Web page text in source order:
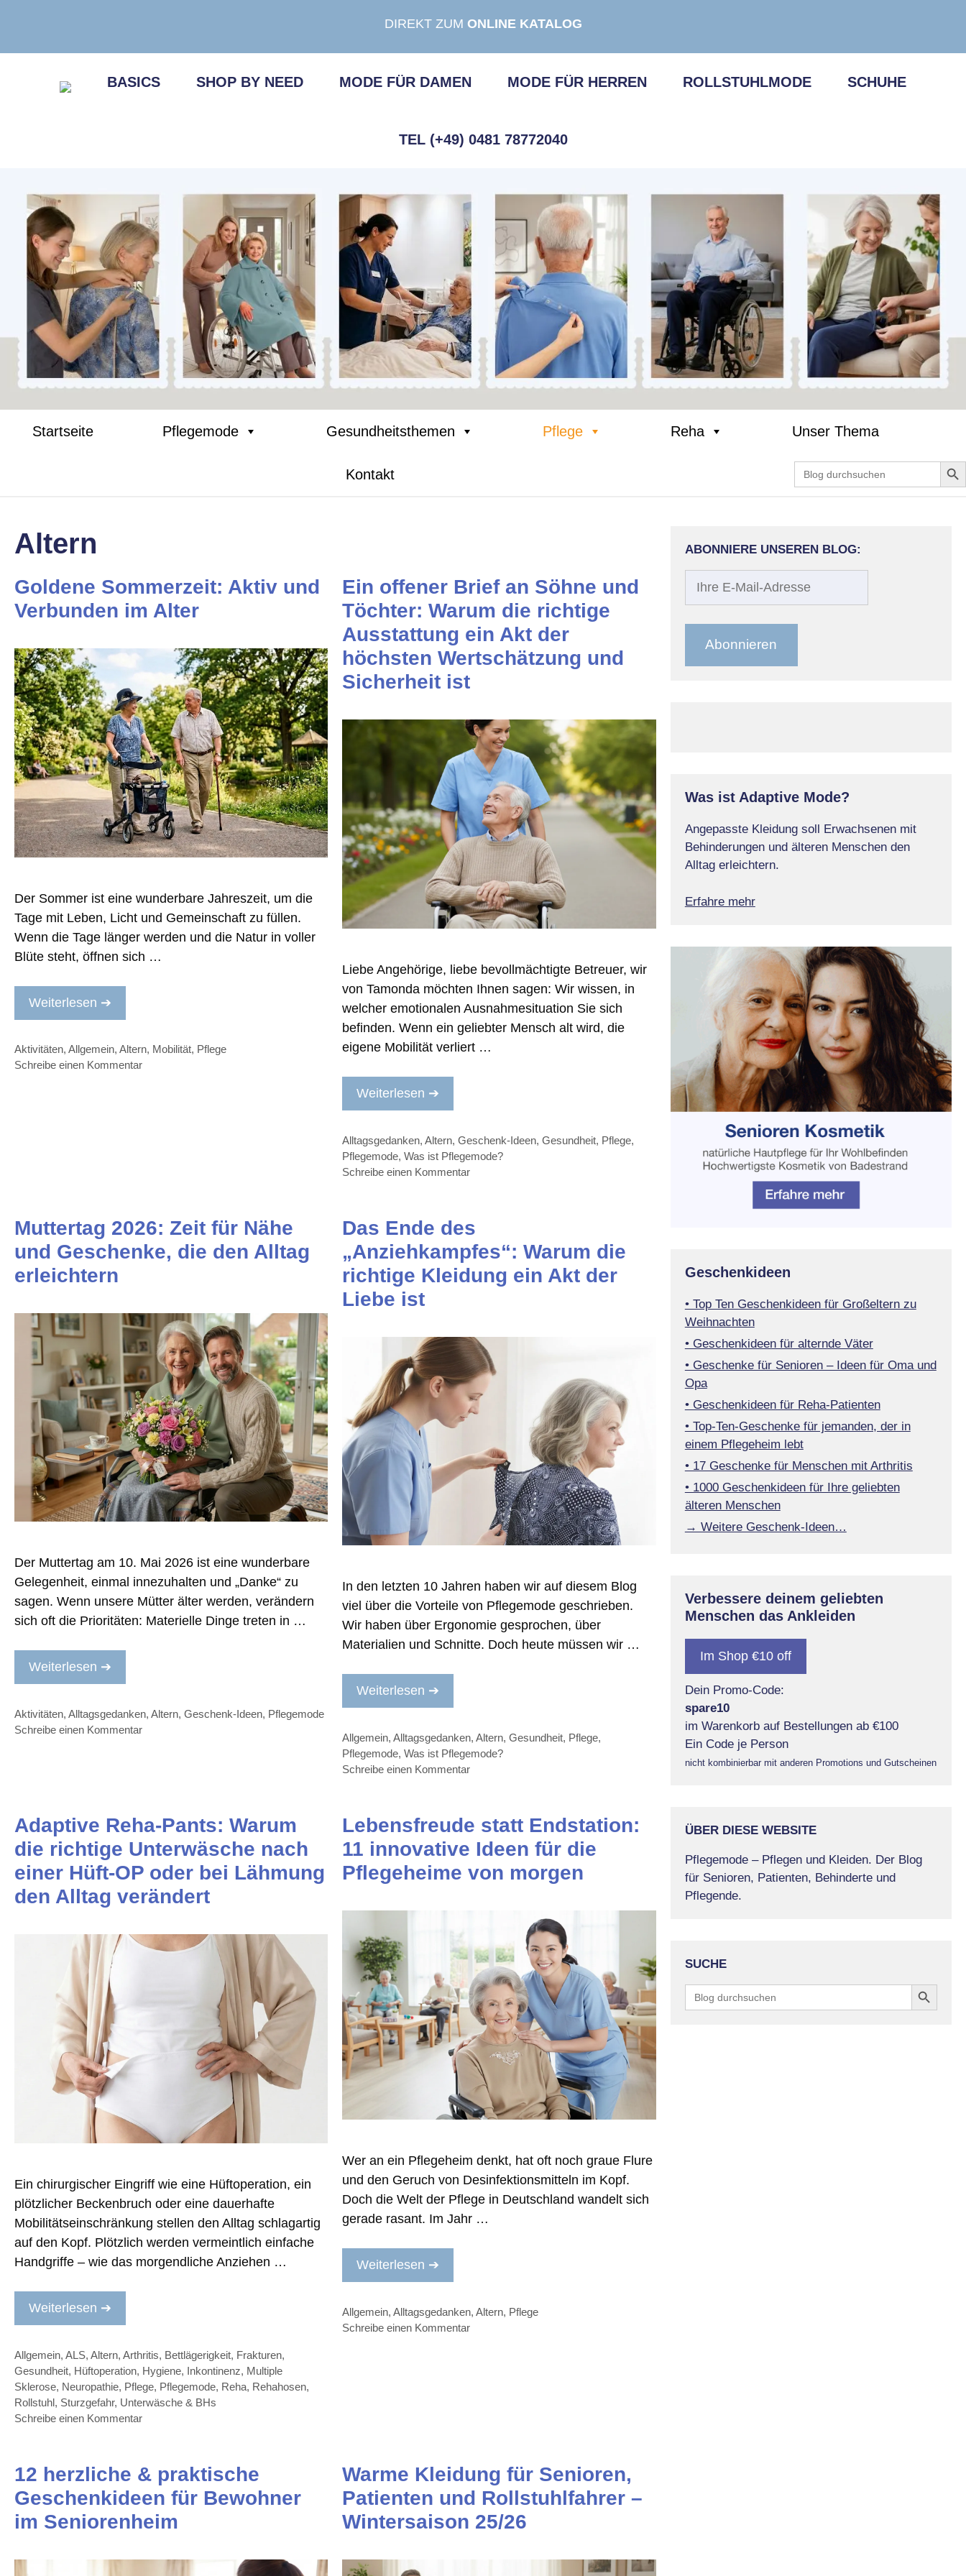
DIREKT ZUM ONLINE KATALOG
BASICS SHOP BY NEED MODE FÜR DAMEN MODE FÜR HERREN ROLLSTUHLMODE SCHUHE
TEL (+49) 0481 78772040
Startseite Pflegemode Gesundheitsthemen Pflege Reha Unser Thema
Kontakt
Search
for:
Search
Altern
Goldene Sommerzeit: Aktiv und
Verbunden im Alter
Der Sommer ist eine wunderbare Jahreszeit, um die
Tage mit Leben, Licht und Gemeinschaft zu füllen.
Wenn die Tage länger werden und die Natur in voller
Blüte steht, öffnen sich …
Weiterlesen ➔
Kategorien
Aktivitäten, Allgemein, Altern, Mobilität, Pflege
Schreibe einen Kommentar
Ein offener Brief an Söhne und
Töchter: Warum die richtige
Ausstattung ein Akt der
höchsten Wertschätzung und
Sicherheit ist
Liebe Angehörige, liebe bevollmächtigte Betreuer, wir
von Tamonda möchten Ihnen sagen: Wir wissen, in
welcher emotionalen Ausnahmesituation Sie sich
befinden. Wenn ein geliebter Mensch alt wird, die
eigene Mobilität verliert …
Weiterlesen ➔
Kategorien
Alltagsgedanken,Altern,Geschenk-Ideen,Gesundheit, Pflege,
Pflegemode,Was ist Pflegemode?
Schreibe einen Kommentar
Muttertag 2026: Zeit für Nähe
und Geschenke, die den Alltag
erleichtern
Der Muttertag am 10. Mai 2026 ist eine wunderbare
Gelegenheit, einmal innezuhalten und „Danke“ zu
sagen. Wenn unsere Mütter älter werden, verändern
sich oft die Prioritäten: Materielle Dinge treten in …
Weiterlesen ➔
Kategorien
Aktivitäten, Alltagsgedanken, Altern, Geschenk-Ideen, Pflegemode
Schreibe einen Kommentar
Das Ende des
„Anziehkampfes“: Warum die
richtige Kleidung ein Akt der
Liebe ist
In den letzten 10 Jahren haben wir auf diesem Blog
viel über die Vorteile von Pflegemode geschrieben.
Wir haben über Ergonomie gesprochen, über
Materialien und Schnitte. Doch heute müssen wir …
Weiterlesen ➔
Kategorien
Allgemein,Alltagsgedanken,Altern,Gesundheit, Pflege,
Pflegemode,Was ist Pflegemode?
Schreibe einen Kommentar
Adaptive Reha-Pants: Warum
die richtige Unterwäsche nach
einer Hüft-OP oder bei Lähmung
den Alltag verändert
Ein chirurgischer Eingriff wie eine Hüftoperation, ein
plötzlicher Beckenbruch oder eine dauerhafte
Mobilitätseinschränkung stellen den Alltag schlagartig
auf den Kopf. Plötzlich werden vermeintlich einfache
Handgriffe – wie das morgendliche Anziehen …
Weiterlesen ➔
Kategorien
Allgemein, ALS, Altern, Arthritis, Bettlägerigkeit, Frakturen,
Gesundheit, Hüftoperation, Hygiene, Inkontinenz, Multiple
Sklerose, Neuropathie, Pflege, Pflegemode, Reha, Rehahosen,
Rollstuhl, Sturzgefahr, Unterwäsche & BHs
Schreibe einen Kommentar
Lebensfreude statt Endstation:
11 innovative Ideen für die
Pflegeheime von morgen
Wer an ein Pflegeheim denkt, hat oft noch graue Flure
und den Geruch von Desinfektionsmitteln im Kopf.
Doch die Welt der Pflege in Deutschland wandelt sich
gerade rasant. Im Jahr …
Weiterlesen ➔
Kategorien
Allgemein,Alltagsgedanken,Altern, Pflege
Schreibe einen Kommentar
12 herzliche & praktische
Geschenkideen für Bewohner
im Seniorenheim
Warme Kleidung für Senioren,
Patienten und Rollstuhlfahrer –
Wintersaison 25/26
ABONNIERE UNSEREN BLOG:
Abonnieren
Was ist Adaptive Mode?
Angepasste Kleidung soll Erwachsenen mit
Behinderungen und älteren Menschen den
Alltag erleichtern.
Erfahre mehr
Geschenkideen
• Top Ten Geschenkideen für Großeltern zu
Weihnachten
• Geschenkideen für alternde Väter
• Geschenke für Senioren – Ideen für Oma und
Opa
• Geschenkideen für Reha-Patienten
• Top-Ten-Geschenke für jemanden, der in
einem Pflegeheim lebt
• 17 Geschenke für Menschen mit Arthritis
• 1000 Geschenkideen für Ihre geliebten
älteren Menschen
→ Weitere Geschenk-Ideen…
Verbessere deinem geliebten
Menschen das Ankleiden
Im Shop €10 off
Dein Promo-Code:
spare10
im Warenkorb auf Bestellungen ab €100
Ein Code je Person
nicht kombinierbar mit anderen Promotions und Gutscheinen
ÜBER DIESE WEBSITE
Pflegemode – Pflegen und Kleiden. Der Blog
für Senioren, Patienten, Behinderte und
Pflegende.
SUCHE
Search
for:
Search Button